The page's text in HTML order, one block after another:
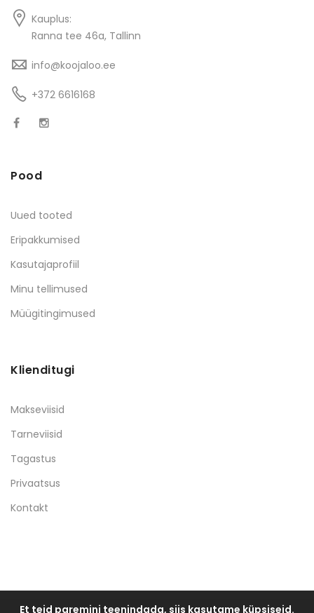
Et teid paremini teenindada, siis kasutame küpsiseid.
Kauplus:
Ranna tee 46a, Tallinn
info@koojaloo.ee
+372 6616168
Pood
Uued tooted
Eripakkumised
Kasutajaprofiil
Minu tellimused
Müügitingimused
Klienditugi
Makseviisid
Tarneviisid
Tagastus
Privaatsus
Kontakt